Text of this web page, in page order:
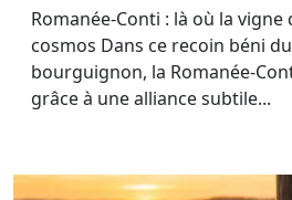
Romanée-Conti : là où la vigne
cosmos Dans ce recoin béni
bourguignon, la Romanée-
grâce à une alliance subtile...